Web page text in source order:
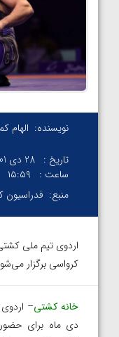
نویسنده: الهام
تاریخ : 28 دی 1401
ساعت :
۱۵:۵۹
منبع:
اردوی تیم ملی
کرواسی برگزار
خانه کشتی
دی ماه برای